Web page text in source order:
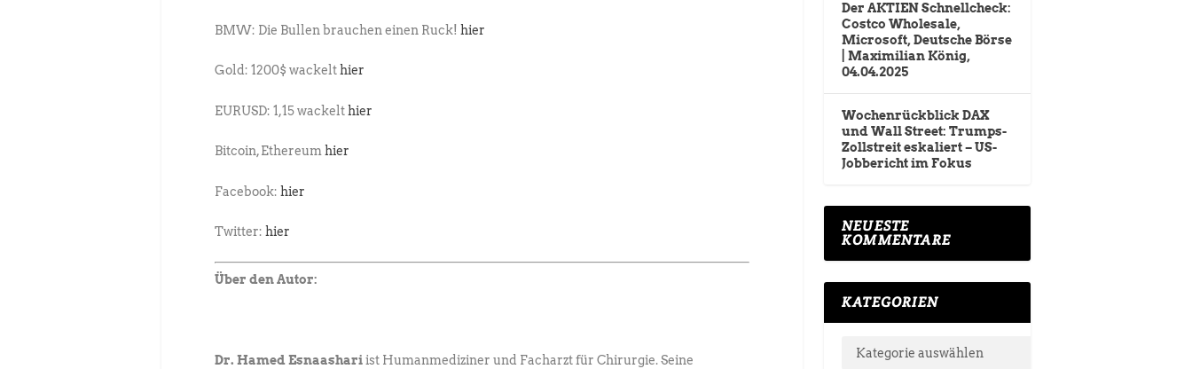
BMW: Die Bullen brauchen einen Ruck! hier
Gold: 1200$ wackelthier
EURUSD: 1,15 wackelt hier
Bitcoin, Ethereum hier
Facebook: hier
Twitter: hier
Über den Autor:
Dr. Hamed Esnaashariist Humanmediziner und Facharzt für Chirurgie. ­Seine
Der AKTIEN Schnellcheck:
Costco Wholesale,
Microsoft, Deutsche Börse
| Maximilian König,
04.04.2025
Wochenrückblick DAX
und Wall Street: Trumps-
Zollstreit eskaliert – US-
Jobbericht im Fokus
NEUESTE
KOMMENTARE
KATEGORIEN